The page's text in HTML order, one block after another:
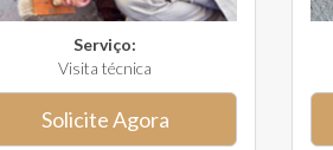
Serviço:
Visita técnica
Solicite Agora